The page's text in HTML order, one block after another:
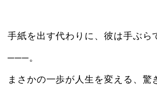
手紙を出す代わりに、彼は手ぶら
───。
まさかの一歩が人生を変える、驚